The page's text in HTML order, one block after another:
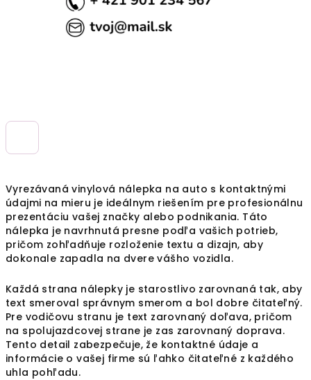
Vyrezávaná vinylová nálepka na auto s kontaktnými
údajmi na mieru je ideálnym riešením pre profesionálnu
prezentáciu vašej značky alebo podnikania. Táto
nálepka je navrhnutá presne podľa vašich potrieb,
pričom zohľadňuje rozloženie textu a dizajn, aby
dokonale zapadla na dvere vášho vozidla.
Každá strana nálepky je starostlivo zarovnaná tak, aby
text smeroval správnym smerom a bol dobre čitateľný.
Pre vodičovu stranu je text zarovnaný doľava, pričom
na spolujazdcovej strane je zas zarovnaný doprava.
Tento detail zabezpečuje, že kontaktné údaje a
informácie o vašej firme sú ľahko čitateľné z každého
uhla pohľadu.